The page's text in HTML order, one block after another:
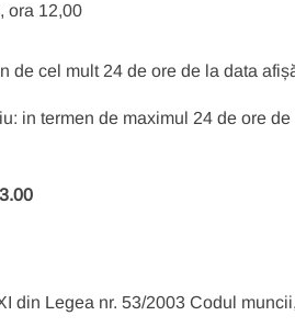
ora 12,00
de cel mult 24 de ore de la data
in termen de maximul 24 de ore
din Legea nr. 53/2003 Codul